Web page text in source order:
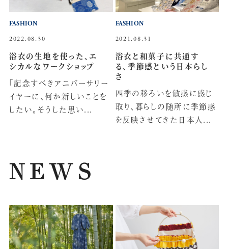
2022.08.30
浴衣の生地を使った、エ
シカルなワークショップ
「記念すべきアニバーサリー
イヤーに、何か新しいことを
したい。そうした思い...
FASHION
2021.08.31
浴衣と和菓子に共通す
る、季節感という日本らし
さ
四季の移ろいを敏感に感じ
取り、暮らしの随所に季節感
を反映させてきた日本人...
FASHION
NEWS